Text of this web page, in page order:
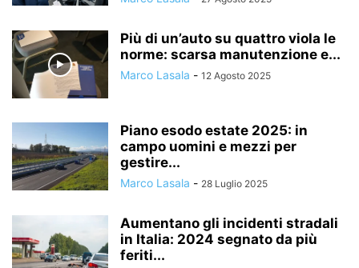
Più di un’auto su quattro viola le
norme: scarsa manutenzione e...
Marco Lasala - 12 Agosto 2025
Piano esodo estate 2025: in
campo uomini e mezzi per
gestire...
Marco Lasala - 28 Luglio 2025
Aumentano gli incidenti stradali
in Italia: 2024 segnato da più
feriti...